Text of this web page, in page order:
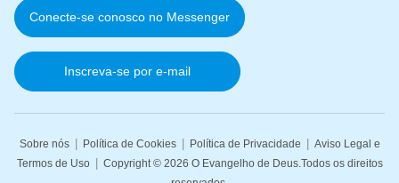
Conecte-se conosco no Messenger
Inscreva-se por e-mail
Sobre nós Política de Cookies Política de Privacidade
Aviso Legal e
Termos de Uso
Copyright © 2026 O Evangelho de Deus.Todos os direitos